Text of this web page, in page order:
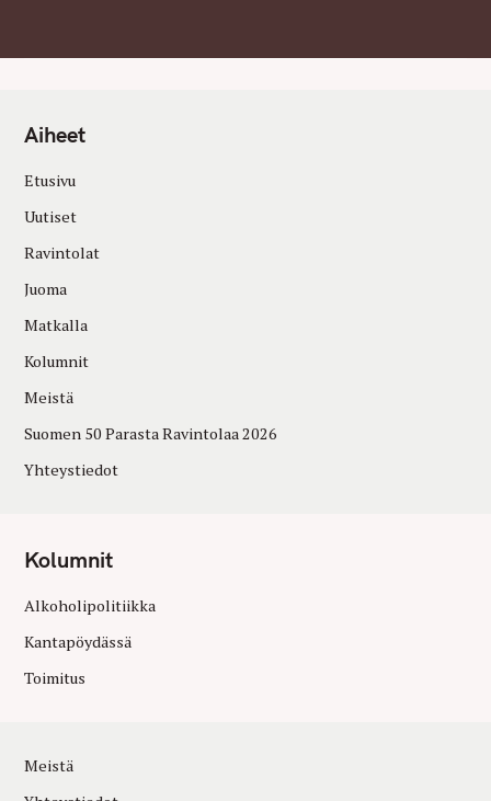
Aiheet
Etusivu
Uutiset
Ravintolat
Juoma
Matkalla
Kolumnit
Meistä
Suomen 50 Parasta Ravintolaa 2026
Yhteystiedot
Kolumnit
Alkoholipolitiikka
Kantapöydässä
Toimitus
Meistä